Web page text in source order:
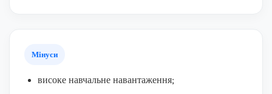
Мінуси
високе навчальне навантаження;